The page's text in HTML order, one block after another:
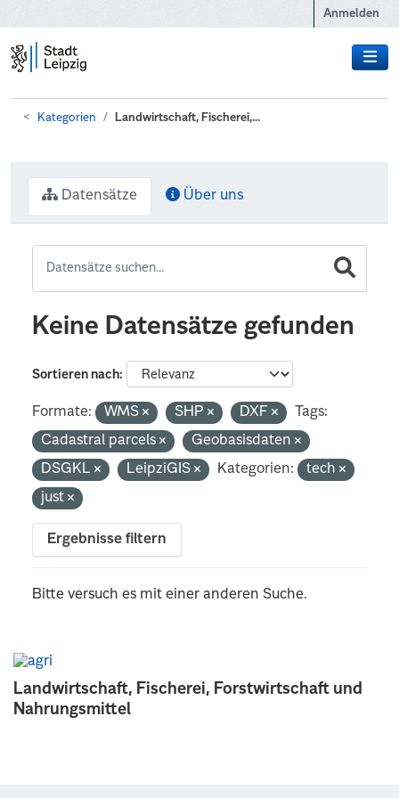
Anmelden
Kategorien Landwirtschaft, Fischerei,...
Landwirtschaft, Fischerei, Forstwirtschaft und
Nahrungsmittel
Datensätze Über uns
Keine Datensätze gefunden
Sortieren nach
Formate: WMS SHP DXF
Tags:
Cadastral parcels
Geobasisdaten
DSGKL
LeipziGIS Kategorien:
tech
just
Ergebnisse filtern
Bitte versuch es mit einer anderen Suche.